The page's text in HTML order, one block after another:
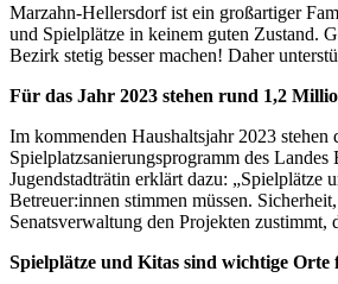
Marzahn-Hellersdorf ist ein großartiger
und Spielplätze in keinem guten Zustand.
Bezirk stetig besser machen! Daher
Für das Jahr 2023 stehen rund 1,2
Im kommenden Haushaltsjahr 2023
Spielplatzsanierungsprogramm des
Jugendstadträtin erklärt dazu:
Betreuer:innen stimmen müssen.
Senatsverwaltung den Projekten zustimmt,
Spielplätze und Kitas sind wichtige Orte